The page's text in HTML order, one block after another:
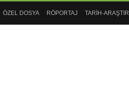
ÖZEL DOSYA RÖPORTAJ TARİH-